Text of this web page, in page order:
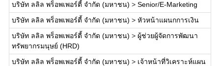
บริษัท ลลิล พร็อพเพอร์ตี้ จำกัด (มหาชน) > Senior/E-Marketing
บริษัท ลลิล พร็อพเพอร์ตี้ จำกัด (มหาชน) > หัวหน้าแผนกการเงิน
บริษัท ลลิล พร็อพเพอร์ตี้ จำกัด (มหาชน) > ผู้ช่วยผู้จัดการพัฒนา
ทรัพยากรมนุษย์ (HRD)
บริษัท ลลิล พร็อพเพอร์ตี้ จำกัด (มหาชน) > เจ้าหน้าที่วิเคราะห์แผน